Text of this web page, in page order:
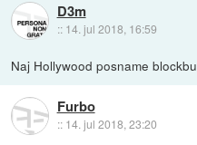
D3m
:: 14. jul 2018, 16:59
Naj Hollywood posname
Furbo
:: 14. jul 2018, 23:20